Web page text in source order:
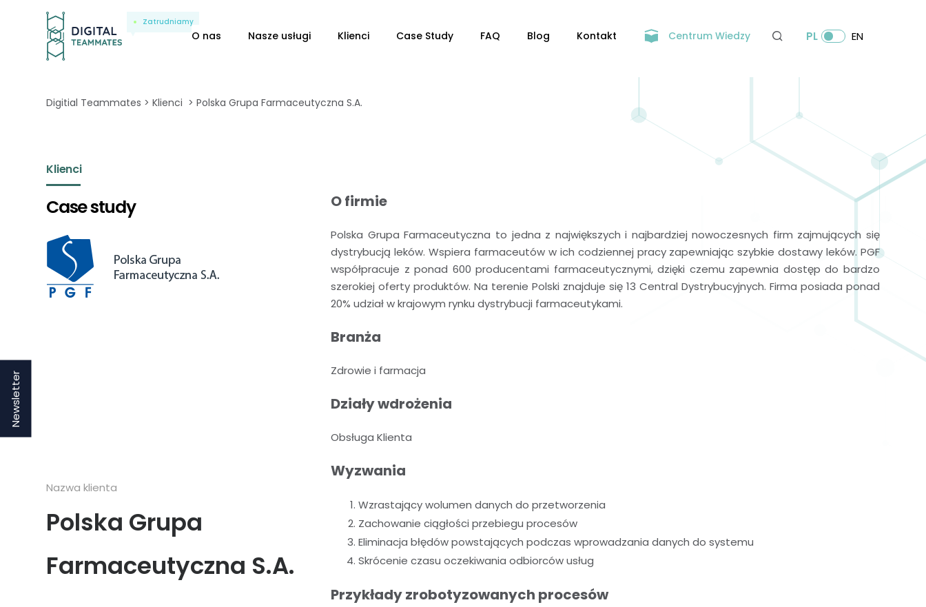
Zatrudniamy
O nas Nasze usługi Klienci Case Study FAQ Blog Kontakt Centrum Wiedzy PL EN
Digitial Teammates Klienci Polska Grupa Farmaceutyczna S.A.
Klienci
Case study
Nazwa klienta
Polska Grupa
Farmaceutyczna S.A.
O firmie
Polska Grupa Farmaceutyczna to jedna z największych i najbardziej nowoczesnych firm zajmujących się
dystrybucją leków. Wspiera farmaceutów w ich codziennej pracy zapewniając szybkie dostawy leków. PGF
współpracuje z ponad 600 producentami farmaceutycznymi, dzięki czemu zapewnia dostęp do bardzo
szerokiej oferty produktów. Na terenie Polski znajduje się 13 Central Dystrybucyjnych. Firma posiada ponad
20% udział w krajowym rynku dystrybucji farmaceutykami.
Branża
Zdrowie i farmacja
Działy wdrożenia
Obsługa Klienta
Wyzwania
Wzrastający wolumen danych do przetworzenia
Zachowanie ciągłości przebiegu procesów
Eliminacja błędów powstających podczas wprowadzania danych do systemu
Skrócenie czasu oczekiwania odbiorców usług
Przykłady zrobotyzowanych procesów
Newsletter